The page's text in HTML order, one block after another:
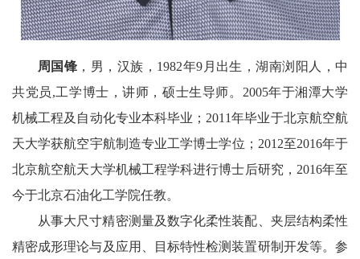
业
育
教
师
队
周国锋 ， 男，汉族， 1982年9 月出生，湖南浏阳 人，中
共党员,工学博士 ，讲师 ，硕士生导师。 2005年于湘潭大学
机械工程及自动化专业本科毕业； 2011年毕业于北京航空航
天大学获航空宇航制造专业工学博士学位； 2012至2016年于
北京航空航天大学机械工程学科进行博士后研究， 2016年至
今于北京石油化工学院任教。
从事大尺寸精密测量及数字化柔性装配
夹层结构柔性
精密成形理论与及应用
目标特性检测装置研制 开发等。参